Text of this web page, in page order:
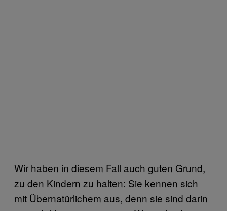
Wir haben in diesem Fall auch guten Grund,
zu den Kindern zu halten: Sie kennen sich
mit Übernatürlichem aus, denn sie sind darin